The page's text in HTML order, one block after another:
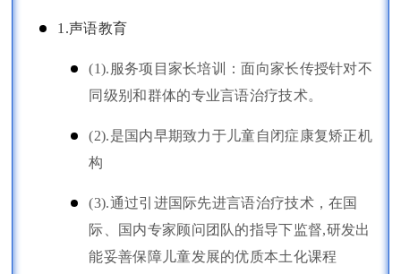
1.声语教育
(1).服务项目家长培训：面向家长传授针对不
同级别和群体的专业言语治疗技术。
(2).是国内早期致力于儿童自闭症康复矫正机
构
(3).通过引进国际先进言语治疗技术，在国
际、国内专家顾问团队的指导下监督,研发出
能妥善保障儿童发展的优质本土化课程